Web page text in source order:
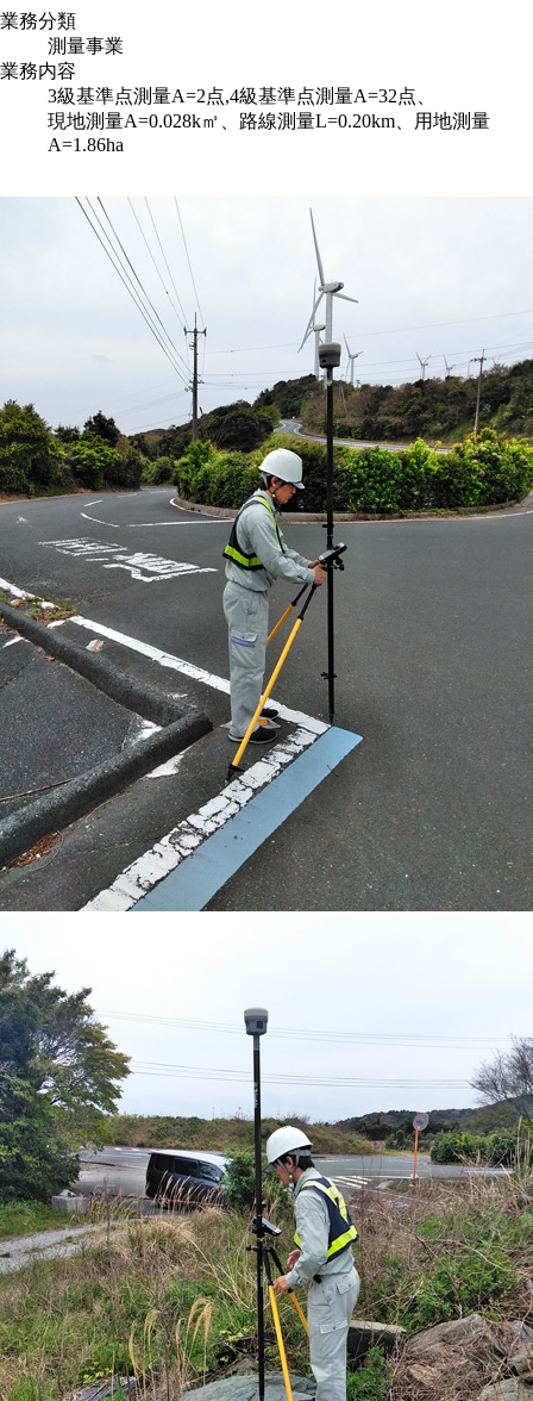
業務分類
測量事業
業務内容
3級基準点測量A=2点,4級基準点測量A=32点、
現地測量A=0.028k㎡、路線測量L=0.20km、用地測量
A=1.86ha